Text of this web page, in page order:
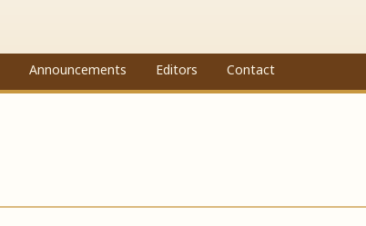
Announcements Editors Contact